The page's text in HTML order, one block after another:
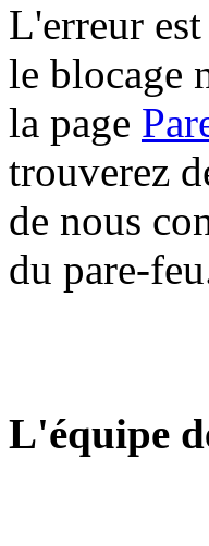
L'erreur
le blocage
la page
trouverez
de nous
du pare-
L'équipe